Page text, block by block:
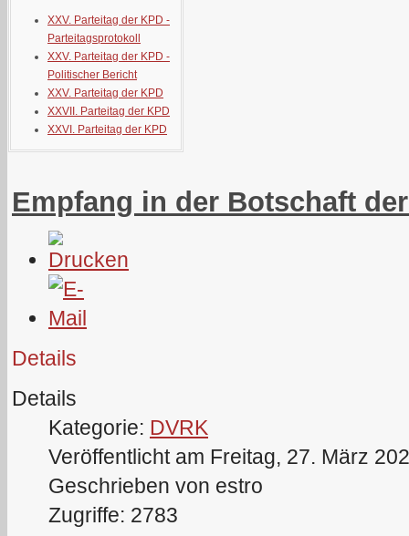
XXV. Parteitag der KPD -
Parteitagsprotokoll
XXV. Parteitag der KPD -
Politischer Bericht
XXV. Parteitag der KPD
XXVII. Parteitag der KPD
XXVI. Parteitag der KPD
Empfang in der Botschaft
Details
Details
Kategorie: DVRK
Veröffentlicht am Freitag, 27. März
Geschrieben von estro
Zugriffe: 2783